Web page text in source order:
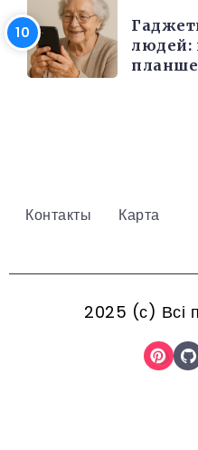
людей:
Контакты Карта
2025 (с) Всі